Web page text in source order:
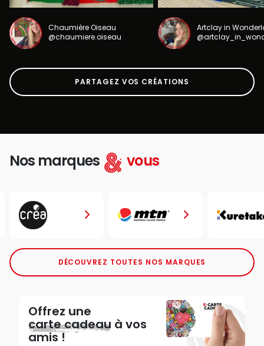
Chaumière Oiseau
@chaumiere.oiseau
Artclay in
PARTAGEZ VOS CRÉATIONS
Nos marques vous
DÉCOUVREZ TOUTES NOS MARQUES
Offrez une
carte cadeau à vos
amis !